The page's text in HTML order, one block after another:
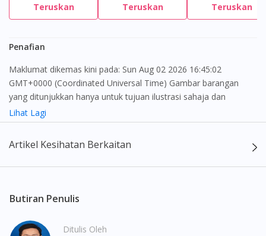
Teruskan Teruskan
Teruskan
Penafian
Maklumat dikemas kini pada: Sun Aug 02 2026 16:45:02
GMT+0000 (Coordinated Universal Time) Gambar barangan
yang ditunjukkan hanya untuk tujuan ilustrasi sahaja dan
mungkin tidak seperti produk yang sebenar
maklumat sahaja, bagi kegunaan para pengamal perubatan dan
bukan bertujuan sebagai rujukan kepada pengguna untuk
seorang pengamal perubatan. Keberkesanan dan kesan
pengguna dengan pengguna yang lain. Kami tidak menyarankan
pengguna untuk membuat diagnosis atau rawatan sendiri.
Lihat Lagi
Artikel Kesihatan Berkaitan
Butiran Penulis
Ditulis Oleh